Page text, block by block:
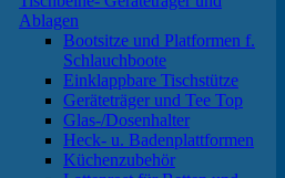
Ablagen
Bootsitze und Platformen f.
Schlauchboote
Einklappbare Tischstütze
Geräteträger und Tee Top
Glas-/Dosenhalter
Heck- u. Badenplattformen
Küchenzubehör